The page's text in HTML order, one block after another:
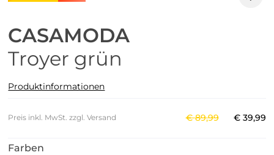
CASAMODA
Troyer grün
Produktinformationen
Preis inkl. MwSt. zzgl. Versand €89,99 € 39,99
Farben